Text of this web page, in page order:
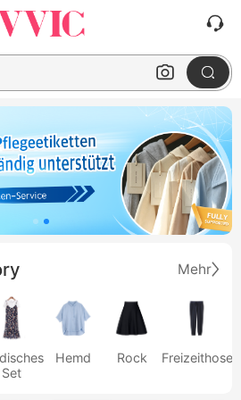
Mehr
Set
Hemd Rock Freizeithose